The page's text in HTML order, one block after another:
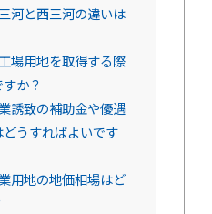
河と西三河の違いは
場用地を取得する際
か？
誘致の補助金や優遇
うすればよいです
用地の地価相場はど